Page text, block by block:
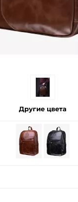
Другие цвета
сегодня
товар
способом
75% будут
с вашей
каждые 2 недели